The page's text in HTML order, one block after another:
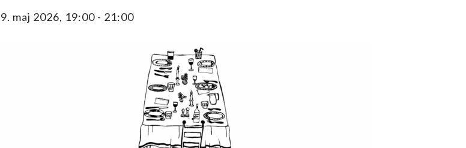
9. maj 2026, 19:00 - 21:00